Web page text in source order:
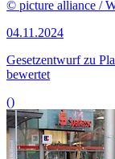
© picture alliance /
04.11.2024
Gesetzentwurf zu
bewertet
()